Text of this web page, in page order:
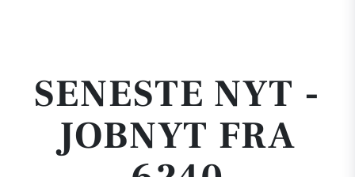
SENESTE NYT -
JOBNYT FRA